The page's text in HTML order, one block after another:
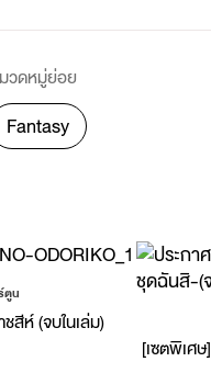
วดหมู่ย่อย
Fantasy
ตูน
สีห์ (จบในเล่ม)
[เซตพิเศ